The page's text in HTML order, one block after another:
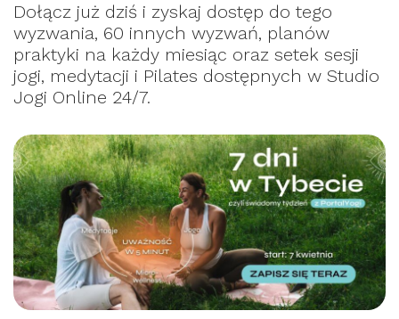
Dołącz już dziś i zyskaj dostęp do tego
wyzwania, 60 innych wyzwań, planów
praktyki na każdy miesiąc oraz setek sesji
jogi, medytacji i Pilates dostępnych w Studio
Jogi Online 24/7.